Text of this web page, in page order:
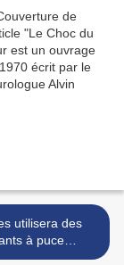
utilisera des
à puce
pour lutter